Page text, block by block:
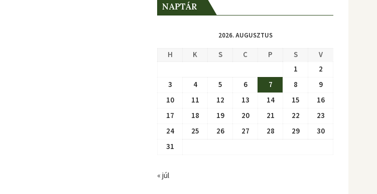
NAPTÁR
2026. AUGUSZTUS
H K S C P S
V
1
2
3
4 5 6 7 8
9
10
11 12 13 14 15
16
17
18 19 20 21 22
23
24
25 26 27 28 29
30
31
« júl